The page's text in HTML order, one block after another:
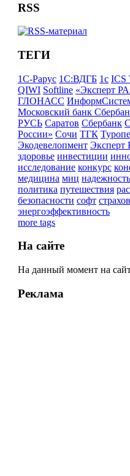
RSS
ТЕГИ
1С-Рарус 1С:ВДГБ 1с ICS
QIWI Softline «Эксперт
ГЛОНАСС
Московский банк
РУСЬ Саратов Сбербанк
России» Сочи ТГК
Экодевелопмент Эксперт
здоровье инвестиции
исследование конкурс
медицина миц надежность
политика путешествия
безопасности софт
энергоэффективность
more tags
На сайте
На данный момент на
Реклама